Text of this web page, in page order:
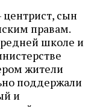
сын
правам.
школе и
жители
поддержали
и